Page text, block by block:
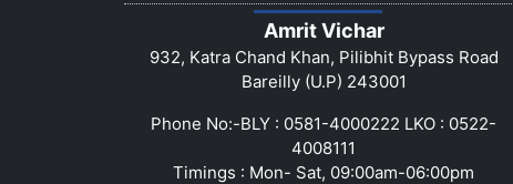
Amrit Vichar
932, Katra Chand Khan, Pilibhit Bypass Road
Bareilly (U.P) 243001
Phone No:-BLY : 0581-4000222 LKO : 0522-
4008111
Timings : Mon- Sat, 09:00am-06:00pm